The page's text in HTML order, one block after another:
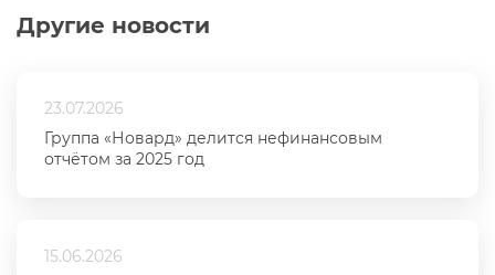
Другие новости
23.07.2026
Группа «Новард» делится нефинансовым
отчётом за 2025 год
15.06.2026